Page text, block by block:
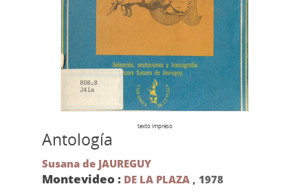
texto impreso
Antología
Susana de JAUREGUY
Montevideo : DE LA PLAZA, 1978